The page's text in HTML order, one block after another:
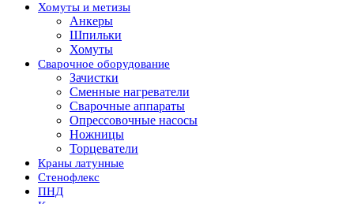
Хомуты и метизы
Анкеры
Шпильки
Хомуты
Сварочное оборудование
Зачистки
Сменные нагреватели
Сварочные аппараты
Опрессовочные насосы
Ножницы
Торцеватели
Краны латунные
Стенофлекс
ПНД